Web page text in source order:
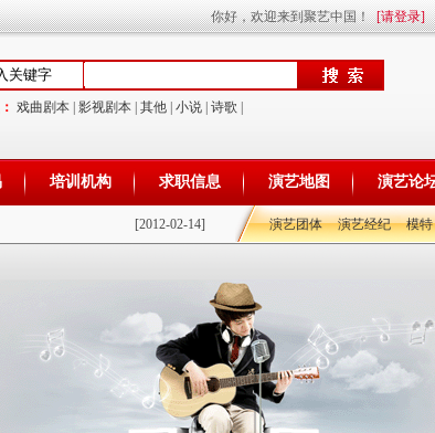
你好，欢迎来到聚艺中国！[请登录]
戏曲剧本 影视剧本 其他 小说 诗歌
培训机构 求职信息 演艺地图 演艺论
[2012-02-14] 演艺团体 演艺经纪 模特